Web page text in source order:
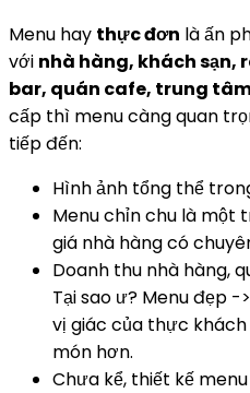
Menu hay thực đơn là ấn
với nhà hàng, khách sạn,
bar, quán cafe, trung
cấp thì menu càng quan
tiếp đến:
Hình ảnh tổng thể
Menu chỉn chu là một
giá nhà hàng có
Doanh thu nhà hàng,
Tại sao ư? Menu đẹp
vị giác của thực
món hơn.
Chưa kể, thiết kế